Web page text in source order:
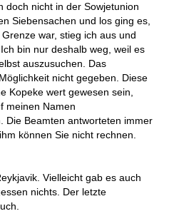
doch nicht in der Sowjetunion
Siebensachen und los ging es,
war, stieg ich aus und
bin nur deshalb weg, weil es
auszusuchen. Das
nicht gegeben. Diese
Kopeke wert gewesen sein,
meinen Namen
Die Beamten antworteten immer
können Sie nicht rechnen.
Vielleicht gab es auch
nichts. Der letzte